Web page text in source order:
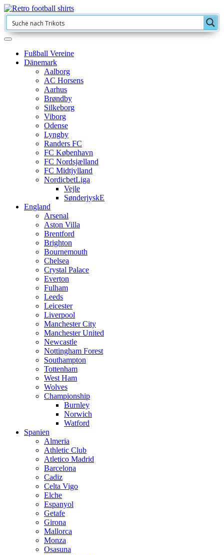
Fußball Vereine
Dänemark
Aalborg
AC Horsens
Aarhus
Brøndby
Silkeborg
Viborg
Odense
Lyngby
Randers FC
FC København
FC Nordsjælland
FC Midtjylland
NordicbetLiga
Vejle
SønderjyskE
England
Arsenal
Aston Villa
Brentford
Brighton
Bournemouth
Chelsea
Crystal Palace
Everton
Fulham
Leeds
Leicester
Liverpool
Manchester City
Manchester United
Newcastle
Nottingham Forest
Southampton
Tottenham
West Ham
Wolves
Championship
Burnley
Norwich
Watford
Spanien
Almeria
Athletic Club
Atletico Madrid
Barcelona
Cadiz
Celta Vigo
Elche
Espanyol
Getafe
Girona
Mallorca
Monza
Osasuna